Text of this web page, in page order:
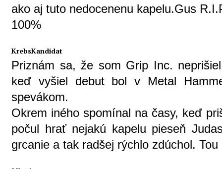
ako aj tuto nedocenenu kapelu.Gus
100%
KrebsKandidat
Priznám sa, že som Grip Inc.
keď vyšiel debut bol v Metal
spevákom.
Okrem iného spomínal na časy, keď
počul hrať nejakú kapelu pieseň
grcanie a tak radšej rýchlo zdúchol.